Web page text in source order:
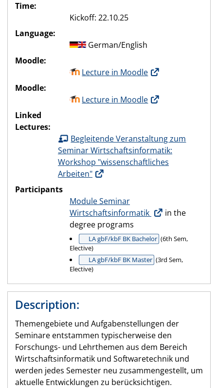
Time:
Kickoff: 22.10.25
Language:
German/English
Moodle:
Lecture in Moodle
Moodle:
Lecture in Moodle
Linked
Lectures:
Begleitende Veranstaltung zum
Seminar Wirtschaftsinformatik:
Workshop "wissenschaftliches
Arbeiten"
Participants
Module Seminar
Wirtschaftsinformatik
in the
degree programs
LA gbF/kbF BK Bachelor (6th Sem,
Elective)
LA gbF/kbF BK Master (3rd Sem,
Elective)
Description:
Themengebiete und Aufgabenstellungen der
Seminare entstammen typischerweise den
Forschungs- und Lehrthemen aus dem Bereich
Wirtschaftsinformatik und Softwaretechnik und
werden jedes Semester neu zusammengestellt, um
aktuelle Entwicklungen zu berücksichtigen.